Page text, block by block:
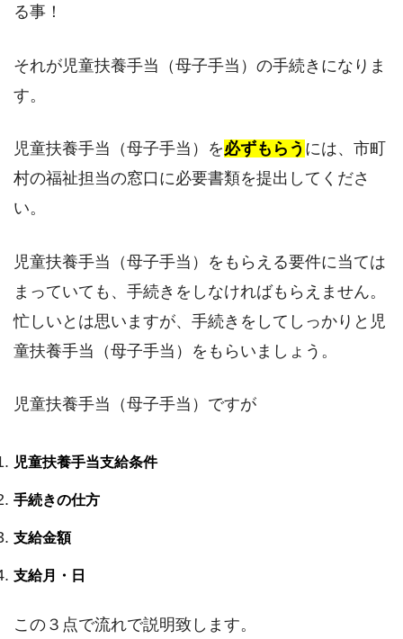
る事！
それが児童扶養手当（母子手当）の手続きになりま
す。
児童扶養手当（母子手当）を必ずもらう には、市町
村の福祉担当の窓口に必要書類を提出してくださ
い。
児童扶養手当（母子手当）をもらえる要件に当ては
まっていても、手続きをしなければもらえません。
忙しいとは思いますが、手続きをしてしっかりと児
童扶養手当（母子手当）をもらいましょう。
児童扶養手当（母子手当）ですが
児童扶養手当支給条件
手続きの仕方
支給金額
支給月・日
この３点で流れで説明致します。